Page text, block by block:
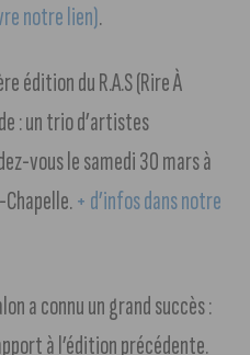
notre lien).
édition du R.A.S (Rire À
: un trio d’artistes
vous le samedi 30 mars à
+ d’infos dans notre
a connu un grand succès :
à l’édition précédente.